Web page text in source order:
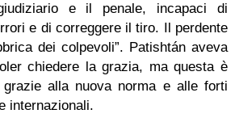
e il penale, incapaci di
e di correggere il tiro. Il perdente
dei colpevoli”. Patishtán aveva
chiedere la grazia, ma questa è
grazie alla nuova norma e alle forti
internazionali.